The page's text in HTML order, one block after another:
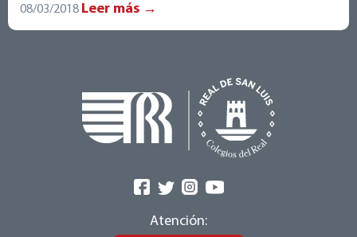
08/03/2018 Leer más →
Atención: